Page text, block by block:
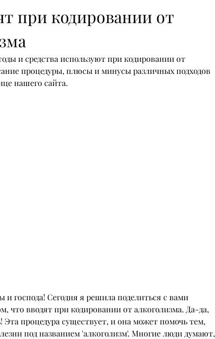
при кодировании от
и средства используют при кодировании от
процедуры, плюсы и минусы различных подходов
нашего сайта.
и господа! Сегодня я решила поделиться с вами
что вводят при кодировании от алкоголизма. Да-да,
процедура существует, и она может помочь тем,
под названием 'алкоголизм'. Многие люди думают,